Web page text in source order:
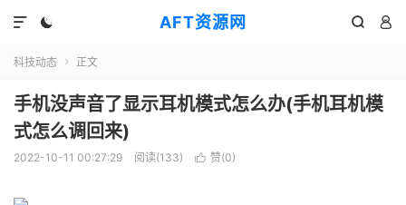
AFT资源网
  

科技动态  正文
手机没声音了显示耳机模式怎么办(手机耳机模
式怎么调回来)
2022-10-11 00:27:29 阅读(133)  赞(0)